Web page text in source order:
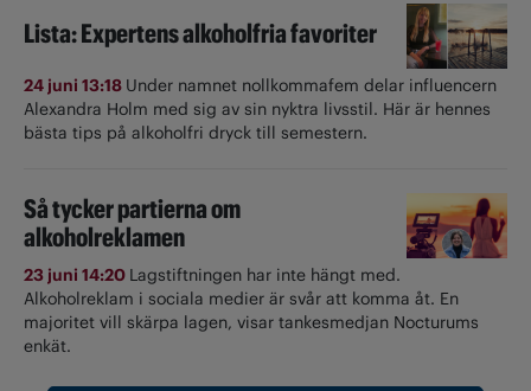
Lista: Expertens alkoholfria favoriter
24 juni 13:18 Under namnet nollkommafem delar influencern
Alexandra Holm med sig av sin nyktra livsstil. Här är hennes
bästa tips på alkoholfri dryck till semestern.
Så tycker partierna om
alkoholreklamen
23 juni 14:20 Lagstiftningen har inte hängt med.
Alkoholreklam i sociala medier är svår att komma åt. En
majoritet vill skärpa lagen, visar tankesmedjan Nocturums
enkät.